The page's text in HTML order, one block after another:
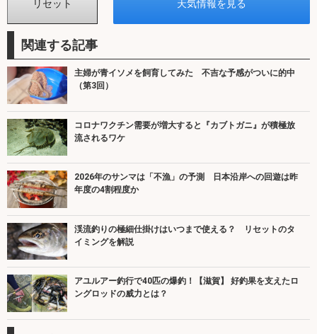
関連する記事
主婦が青イソメを飼育してみた 不吉な予感がついに的中
（第3回）
コロナワクチン需要が増大すると『カブトガニ』が積極放
流されるワケ
2026年のサンマは「不漁」の予測 日本沿岸への回遊は昨
年度の4割程度か
渓流釣りの極細仕掛けはいつまで使える？ リセットのタ
イミングを解説
アユルアー釣行で40匹の爆釣！【滋賀】 好釣果を支えたロ
ングロッドの威力とは？